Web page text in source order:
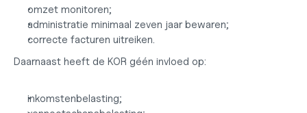
omzet monitoren;
administratie minimaal zeven jaar bewaren;
correcte facturen uitreiken.
Daarnaast heeft de KOR géén invloed op:
inkomstenbelasting;